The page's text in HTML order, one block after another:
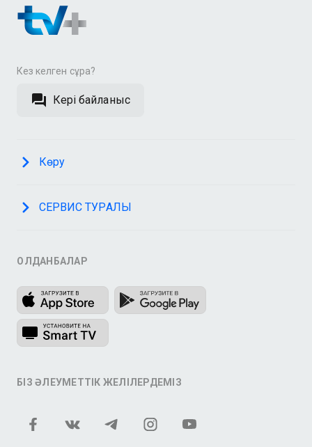
Кез келген сұрақ?
Кері байланыс
Көру
СЕРВИС ТУРАЛЫ
ҚОЛДАНБАЛАР
БІЗ ӘЛЕУМЕТТІК ЖЕЛІЛЕРДЕМІЗ